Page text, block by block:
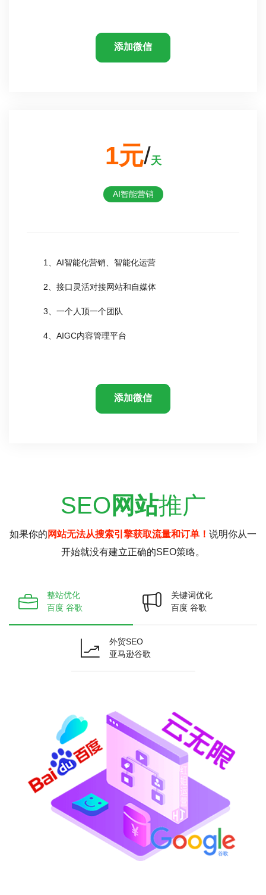
添加微信
1元/天
AI智能营销
1、AI智能化营销、智能化运营
2、接口灵活对接网站和自媒体
3、一个人顶一个团队
4、AIGC内容管理平台
添加微信
SEO 网站推广
如果你的 网站无法从搜索引擎获取流量和订单！ 说明你从一
开始就没有建立正确的SEO策略。
整站优化
百度 谷歌
关键词优化
百度 谷歌
外贸SEO
亚马逊谷歌